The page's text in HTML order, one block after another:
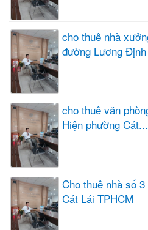
cho thuê nhà
đường Lương
cho thuê văn
Hiện phường Cát...
Cho thuê nhà số
Cát Lái TPHCM